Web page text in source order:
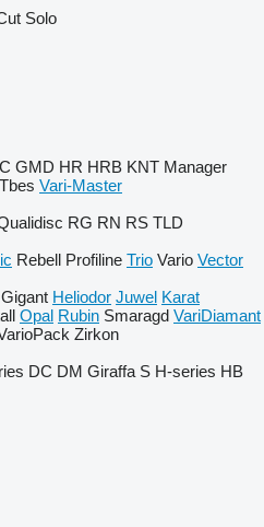
Solo
GMD HR HRB KNT Manager
Tbes Vari-Master
RG RN RS TLD
Rebell Profiline Trio Vario Vector
Gigant Heliodor Juwel Karat
Opal Rubin Smaragd VariDiamant
Zirkon
DC DM Giraffa S H-series HB